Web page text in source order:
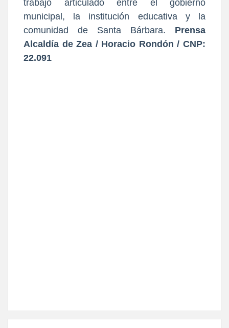
trabajo articulado entre el gobierno
municipal, la institución educativa y la
comunidad de Santa Bárbara. Prensa
Alcaldía de Zea / Horacio Rondón / CNP:
22.091